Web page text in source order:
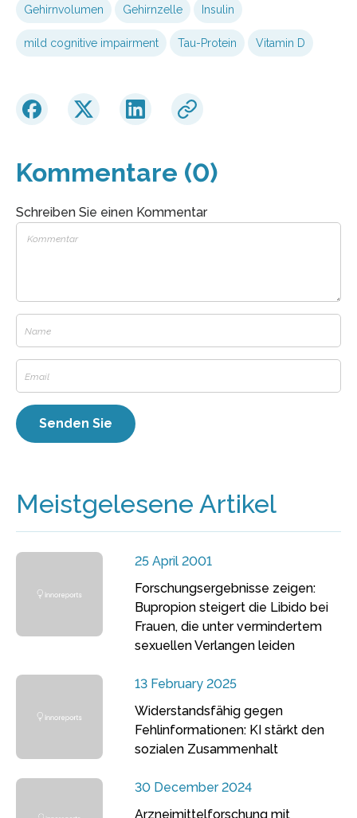
Gehirnvolumen Gehirnzelle Insulin
mild cognitive impairment Tau-Protein Vitamin D
Kommentare (0)
Schreiben Sie einen Kommentar
Meistgelesene Artikel
25 April 2001
Forschungsergebnisse zeigen:
Bupropion steigert die Libido bei
Frauen, die unter vermindertem
sexuellen Verlangen leiden
13 February 2025
Widerstandsfähig gegen
Fehlinformationen: KI stärkt den
sozialen Zusammenhalt
30 December 2024
Arzneimittelforschung mit